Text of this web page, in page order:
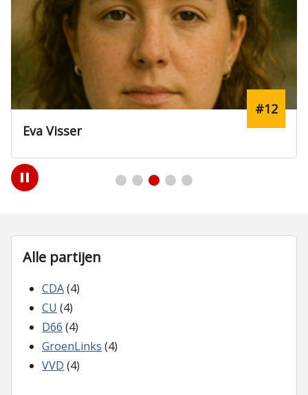
Eva Visser
#12
Play
/
Alle partijen
CDA(4)
CU (4)
D66 (4)
GroenLinks (4)
VVD (4)